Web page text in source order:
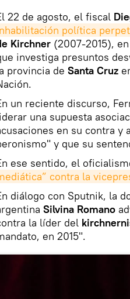
22 de agosto, el fiscal
política
Kirchner (2007-2015),
investiga presuntos
provincia de Santa Cruz
un reciente discurso,
una supuesta
en su contra
y que su
ese sentido, el
contra la
diálogo con Sputnik, la
Silvina Romano
la líder del
en 2015".